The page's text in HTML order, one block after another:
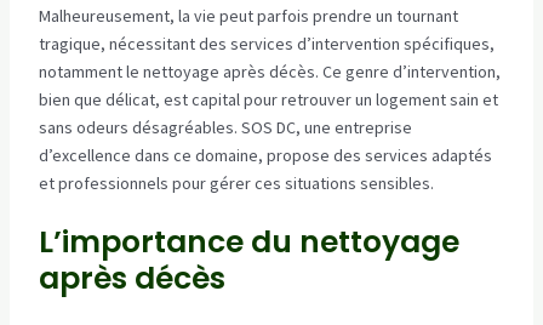
Malheureusement, la vie peut parfois prendre un tournant
tragique, nécessitant des services d’intervention spécifiques,
notamment le nettoyage après décès. Ce genre d’intervention,
bien que délicat, est capital pour retrouver un logement sain et
sans odeurs désagréables. SOS DC, une entreprise
d’excellence dans ce domaine, propose des services adaptés
et professionnels pour gérer ces situations sensibles.
L’importance du nettoyage
après décès